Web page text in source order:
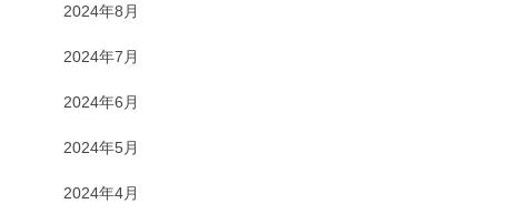
2024年8月
2024年7月
2024年6月
2024年5月
2024年4月